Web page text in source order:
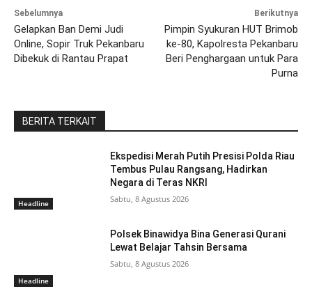
Sebelumnya
Gelapkan Ban Demi Judi
Online, Sopir Truk Pekanbaru
Dibekuk di Rantau Prapat
Berikutnya
Pimpin Syukuran HUT Brimob
ke-80, Kapolresta Pekanbaru
Beri Penghargaan untuk Para
Purna
BERITA TERKAIT
Headline
Ekspedisi Merah Putih Presisi Polda Riau
Tembus Pulau Rangsang, Hadirkan
Negara di Teras NKRI
Sabtu, 8 Agustus 2026
Headline
Polsek Binawidya Bina Generasi Qurani
Lewat Belajar Tahsin Bersama
Sabtu, 8 Agustus 2026